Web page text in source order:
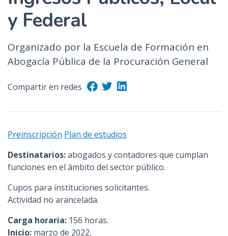
y Federal
Organizado por la Escuela de Formación en
Abogacía Pública de la Procuración General
Compartir en redes
Preinscripción Plan de estudios
Destinatarios:abogados y contadores que cumplan
funciones en el ámbito del sector público.
Cupos para instituciones solicitantes.
Actividad no arancelada.
Carga horaria: 156 horas.
Inicio: marzo de 2022.